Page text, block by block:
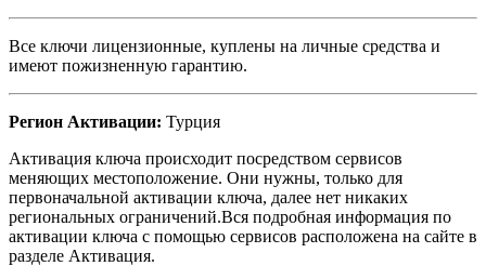
Все ключи лицензионные, куплены на личные средства и
имеют пожизненную гарантию.
Регион Активации: Турция
Активация ключа происходит посредством сервисов
меняющих местоположение. Они нужны, только для
первоначальной активации ключа, далее нет никаких
региональных ограничений.Вся подробная информация по
активации ключа с помощью сервисов расположена на сайте в
разделе Активация.